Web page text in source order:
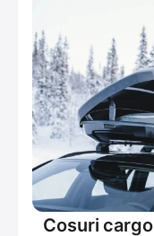
Cosuri cargo